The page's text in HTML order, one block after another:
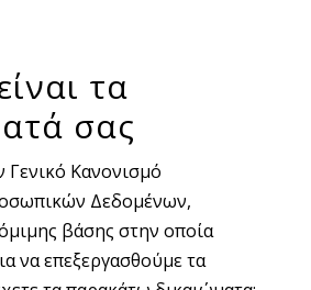
τα
σας
Κανονισμό
Δεδομένων,
βάσης στην οποία
να επεξεργασθούμε τα